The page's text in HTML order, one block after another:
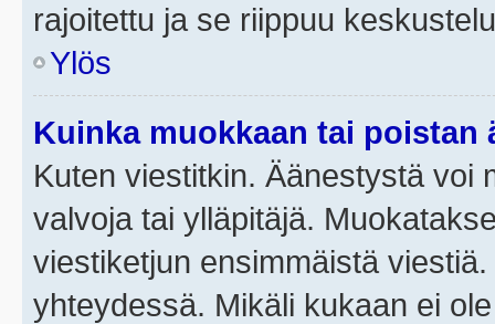
rajoitettu ja se riippuu
Ylös
Kuinka muokkaan tai poistan
Kuten viestitkin. Äänestystä voi
valvoja tai ylläpitäjä.
viestiketjun ensimmäistä
yhteydessä. Mikäli kukaan ei